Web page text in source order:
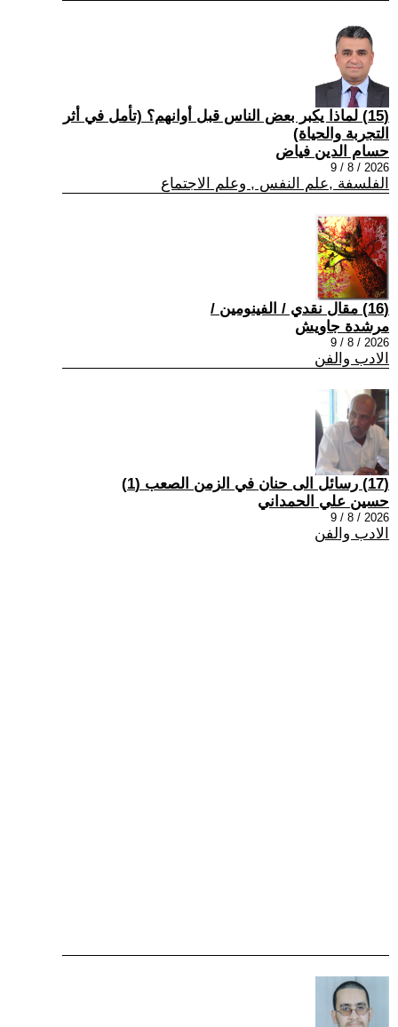
(15) لماذا يكبر بعض الناس قبل أوانهم؟ (تأمل في أثر
التجربة والحياة)
حسام الدين فياض
2026 / 8 / 9
الفلسفة ,علم النفس , وعلم الاجتماع
(16) مقال نقدي / الفينومين /
مرشدة جاويش
2026 / 8 / 9
الادب والفن
(17) رسائل الى حنان في الزمن الصعب (1)
حسين علي الحمداني
2026 / 8 / 9
الادب والفن